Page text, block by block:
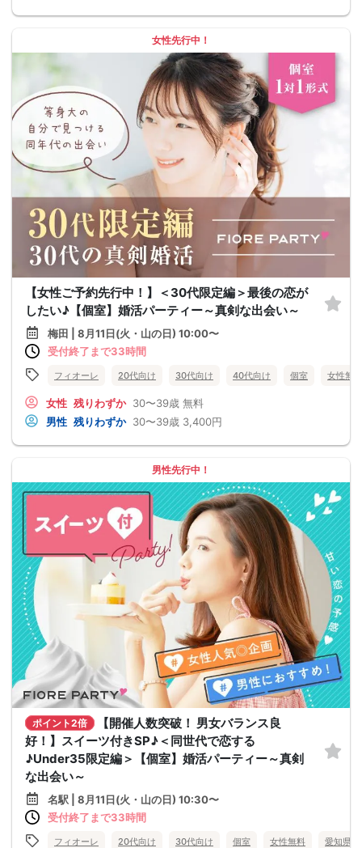
女性先行中！
【女性ご予約先行中！】＜30代限定編＞最後の恋が
したい♪【個室】婚活パーティー～真剣な出会い～
梅田 | 8月11日(火・山の日) 10:00〜
受付終了まで33時間
フィオーレ 20代向け 30代向け 40代向け 個室 女性無料
女性 残りわずか 30〜39歳 無料
男性 残りわずか 30〜39歳 3,400円
男性先行中！
ポイント2倍
【開催人数突破！ 男女バランス良
好！】スイーツ付きSP♪＜同世代で恋する
♪Under35限定編＞【個室】婚活パーティー～真剣
な出会い～
名駅 | 8月11日(火・山の日) 10:30〜
受付終了まで33時間
フィオーレ 20代向け 30代向け 個室 女性無料 愛知県